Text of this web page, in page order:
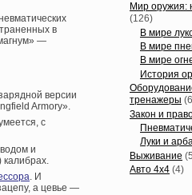
в
—
версии
Armory».
с
и
калибрах.
. И
а цевье —
Мир оружия:
(126)
В мире
В мире
В мире
История
тренажеры
Закон и
Луки и
Выживание
Авто 4х4 (4)